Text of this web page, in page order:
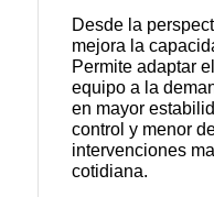
Desde la
mejora la
Permite adaptar
equipo a la
en mayor
control y menor
intervenciones
cotidiana.